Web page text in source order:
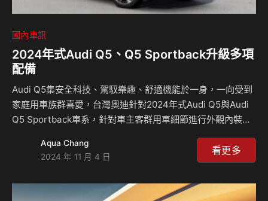
國內車訊
2024年式Audi Q5、Q5 Sportback升級多項
配備
Audi Q5集安全科技、駕馭樂趣、舒適機能於一身，一向受到
家庭用車族群喜愛，台灣奧迪針對2024年式Audi Q5與Audi
Q5 Sportback車系，針對車主客群用車細節進行外觀內裝配
智慧安全科技與quattro ultra智慧型四輪傳動系統，從車輛安
全至駕馭樂趣，滿足各式用車需求。 台灣奧迪總裁安薩瑞
品團隊針對休旅家族Audi Q5 車系持續強化車系配備，希望藉
Aqua Chang
2024 年 11 月 4 日
看更多